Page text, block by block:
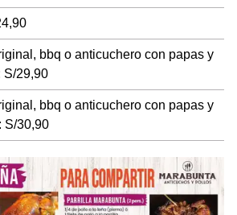
bbq o anticuchero con papas y
S/29,90
bbq o anticuchero con papas y
S/30,90